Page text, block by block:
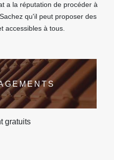
a la réputation de procéder à
qu'il peut proposer des
accessibles à tous.
gratuits